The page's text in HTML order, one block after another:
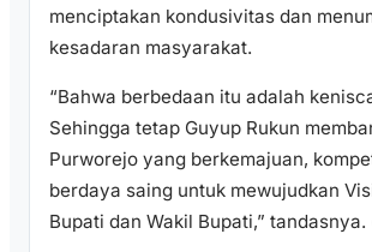
menciptakan kondusivitas dan
kesadaran masyarakat.
“Bahwa berbedaan itu adalah
Sehingga tetap Guyup Rukun
Purworejo yang berkemajuan,
berdaya saing untuk mewujudkan
Bupati dan Wakil Bupati,” tandasnya.